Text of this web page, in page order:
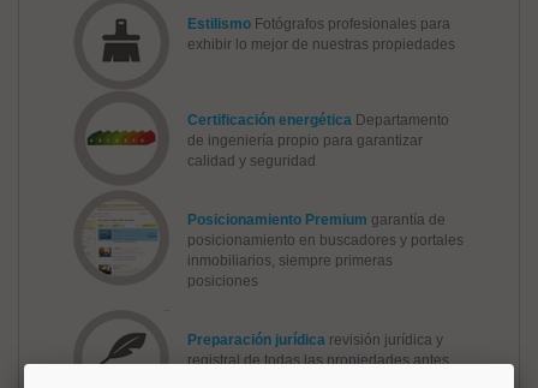
Estilismo Fotógrafos profesionales para
exhibir lo mejor de nuestras propiedades
Certificación energética Departamento
de ingeniería propio para garantizar
calidad y seguridad
Posicionamiento Premium garantía de
posicionamiento en buscadores y portales
inmobiliarios, siempre primeras
posiciones
Preparación jurídica revisión jurídica y
registral de todas las propiedades antes